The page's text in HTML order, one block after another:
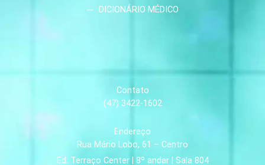
DICIONÁRIO MÉDICO
Contato
(47) 3422-1602
Endereço
Rua Mário Lobo, 61 – Centro
Ed. Terraço Center | 8º andar | Sala 804